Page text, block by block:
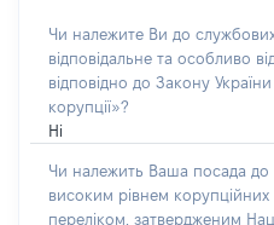
Чи належите Ви до
відповідальне та особливо
відповідно до Закону
корупції»?
Ні
Чи належить Ваша посада до
високим рівнем корупційних
переліком, затвердженим